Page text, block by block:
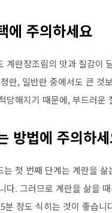
에 주의하세요
계란장조림의 맛과 질감이
란, 일반란 중에서도 큰 것
당해지기 때문에, 부드러
방법에 주의하
는 첫 번째 단계는 계란을
다. 그러므로 계란을 삶을
분 정도 식히는 것이 좋습니